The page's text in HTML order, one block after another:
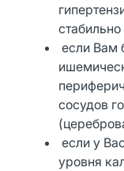
если Вам
сосудов
если у
уровня